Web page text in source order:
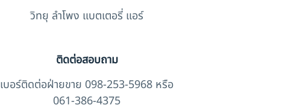
วิทยุ ลำโพง แบตเตอรี่ แอร์
ติดต่อสอบถาม
เบอร์ติดต่อฝ่ายขาย 098-253-5968 หรือ
061-386-4375